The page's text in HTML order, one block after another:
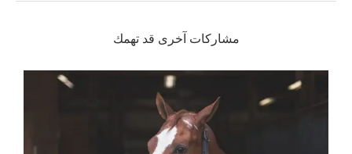
مشاركات آخرى قد تهمك